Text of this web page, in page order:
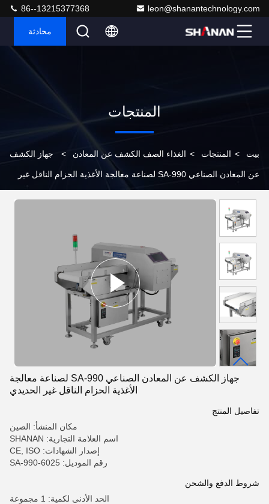
leon@shanantechnology.com
86--13215377368
محادثة
المنتجات
بيت > المنتجات > الغذاء الصف الكشف عن المعادن > جهاز الكشف
عن المعادن الصناعي SA-990 لصناعة معالجة الأغذية الحزام الناقل غير
جهاز الكشف عن المعادن الصناعي SA-990 لصناعة معالجة
الأغذية الحزام الناقل غير الحديدي
تفاصيل المنتج
مكان المنشأ: الصين
اسم العلامة التجارية: SHANAN
إصدار الشهادات: CE, ISO
رقم الموديل: SA-990-6025
شروط الدفع والشحن
الحد الأدنى لكمية: 1 مجموعة